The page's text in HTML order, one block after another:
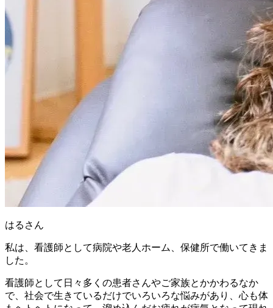
はるさん
私は、看護師として病院や老人ホーム、保健所で働いてきま
した。
看護師として日々多くの患者さんやご家族とかかわるなか
で、社会で生きているだけでいろいろな悩みがあり、心も体